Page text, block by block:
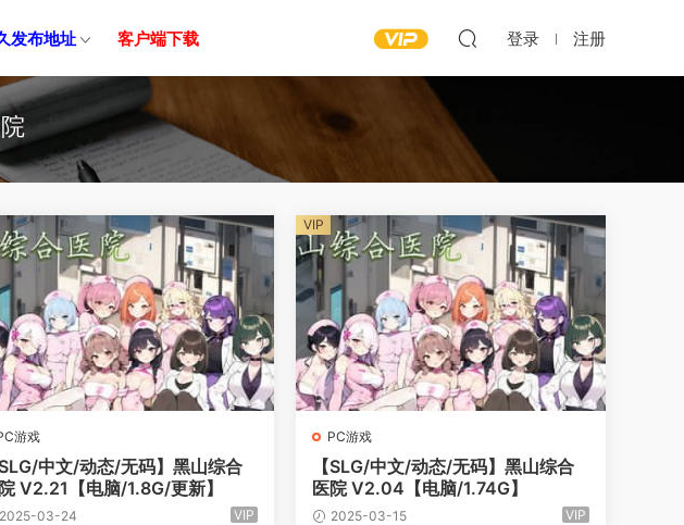
发布地址 客户端下载 登录 注册
游戏
SLG/中文/动态/无码】黑山综合
V2.21【电脑/1.8G/更新】
2025-03-24 VIP
PC游戏
【SLG/中文/动态/无码】黑山综合
医院 V2.04【电脑/1.74G】
2025-03-15 VIP
VIP